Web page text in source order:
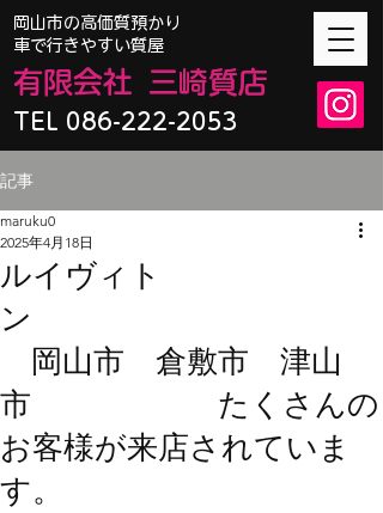
TEL 086-222-2053
​岡山市の高価質預かり
車で行きやすい質屋
有限会社 三崎質店
記事
ルイヴィト
ン
岡山市 倉敷市 津山
市 たくさんの
お客様が来店されていま
す。
maruku0
2025年4月18日